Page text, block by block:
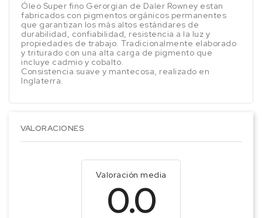
Óleo Super fino Gerorgian de Daler Rowney estan
fabricados con pigmentos orgánicos permanentes
que garantizan los más altos estándares de
durabilidad, confiabilidad, resistencia a la luz y
propiedades de trabajo. Tradicionalmente elaborado
y triturado con una alta carga de pigmento que
incluye cadmio y cobalto.
Consistencia suave y mantecosa, realizado en
Inglaterra.
VALORACIONES
Valoración media
0.0